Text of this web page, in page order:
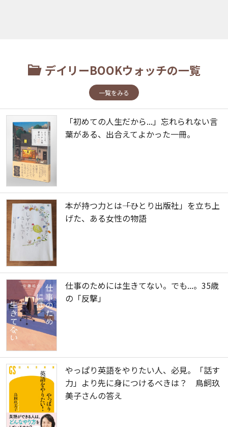
デイリーBOOKウォッチの一覧
一覧をみる
「初めての人生だから...」忘れられない言
葉がある、出合えてよかった一冊。
本が持つ力とは――「ひとり出版社」を立ち上
げた、ある女性の物語
仕事のためには生きてない。でも...。35歳
の「反撃」
やっぱり英語をやりたい人、必見。「話す
力」より先に身につけるべきは？ 鳥飼玖
美子さんの答え